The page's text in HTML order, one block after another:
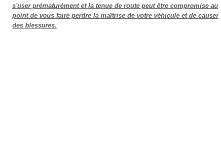
s'user prématurément et la tenue de route peut être compromise au
point de vous faire perdre la maîtrise de votre véhicule et de causer
des blessures.